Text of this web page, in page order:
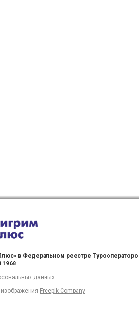
в Федеральном реестре
данных
изображения Freepik Company